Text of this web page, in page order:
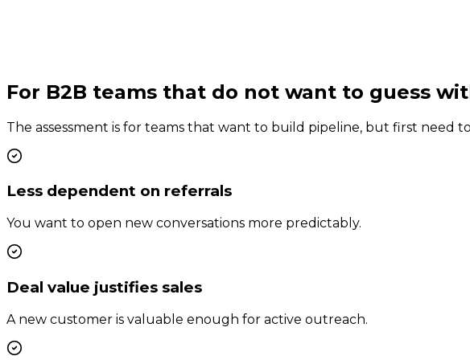
For B2B teams that do not want to guess
The assessment is for teams that want to build pipeline, but first need
Less dependent on referrals
You want to open new conversations more predictably.
Deal value justifies sales
A new customer is valuable enough for active outreach.